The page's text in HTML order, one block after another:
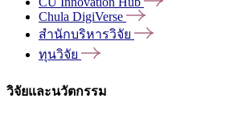
Chula DigiVerse
สำนักบริหารวิจัย
ทุนวิจัย
วิจัยและนวัตกรรม